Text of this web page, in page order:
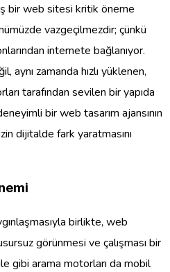
bir web sitesi kritik öneme
vazgeçilmezdir; çünkü
internete bağlanıyor.
aynı zamanda hızlı yüklenen,
tarafından sevilen bir yapıda
bir web tasarım ajansının
dijitalde fark yaratmasını
birlikte, web
görünmesi ve çalışması bir
gibi arama motorları da mobil